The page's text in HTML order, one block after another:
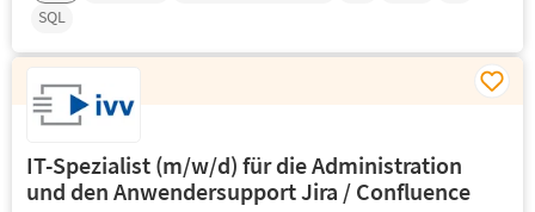
SQL
IT-Spezialist (m/w/d) für die Administration
und den Anwendersupport Jira / Confluence